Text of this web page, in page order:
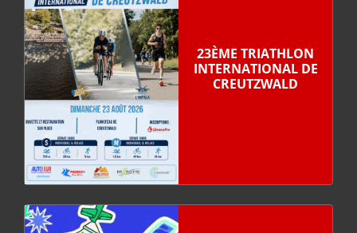
23ÈME TRIATHLON
INTERNATIONAL DE
CREUTZWALD